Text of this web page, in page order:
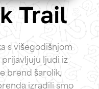
Trail
s višegodišnjom
ljudi iz
brend šarolik,
izradili smo